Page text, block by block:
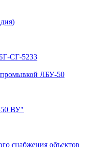
СГ-5233
промывкой ЛБУ-50
ВУ"
снабжения объектов